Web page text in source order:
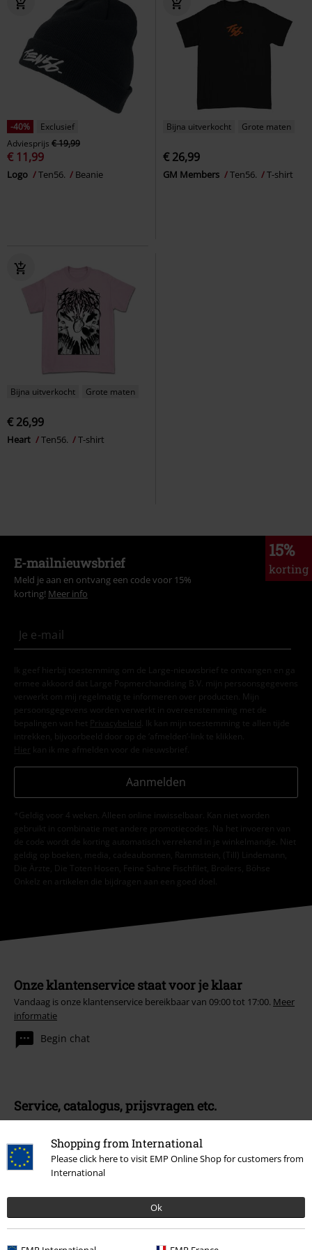
Shopping from International
Please click here to visit EMP Online Shop for customers from
International
Ok
-40%
Exclusief
Adviesprijs € 19,99
€ 11,99
Logo Ten56. Beanie
Bijna uitverkocht Grote maten
€ 26,99
GM Members Ten56. T-shirt
Bijna uitverkocht Grote maten
€ 26,99
Heart Ten56. T-shirt
15%
korting
E-mailnieuwsbrief
Meld je aan en ontvang een code voor 15%
korting! Meer info
Ik geef hierbij toestemming om de Large-nieuwsbrief te ontvangen en ga
ermee akkoord dat Large Popmerchandising B.V. mijn persoonsgegevens
verwerkt om mij regelmatig te informeren over producten. Mijn
persoonsgegevens worden verwerkt in overeenstemming met de
bepalingen van het
Privacybeleid . Ik kan mijn toestemming te allen tijde
intrekken, bijvoorbeeld door op de ‘afmelden’-link te klikken.
Hier kan ik me afmelden voor de nieuwsbrief.
Aanmelden
*Geldig voor 4 weken. Alleen online inwisselbaar. Kan niet worden
gebruikt in combinatie met andere promotiecodes. Na het invoeren van
de code wordt de korting automatisch verrekend in je winkelmandje. Niet
geldig op boeken, media, cadeaubonnen, Rammstein, (Till) Lindemann,
Die Ärzte, Die Toten Hosen, Feine Sahne Fischfilet, Broilers, Böhse
Onkelz en artikelen die bijdragen aan een goed doel.
Onze klantenservice staat voor je klaar
Vandaag is onze klantenservice bereikbaar van 09:00 tot 17:00. Meer
informatie
Begin chat
Service, catalogus, prijsvragen etc.
Retourvoorwaarden
Algemene maat info
Annuleer mijn BSC-lidmaatschap